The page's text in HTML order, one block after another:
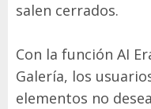
salen cerrados.
Con la función AI
Galería, los
elementos no